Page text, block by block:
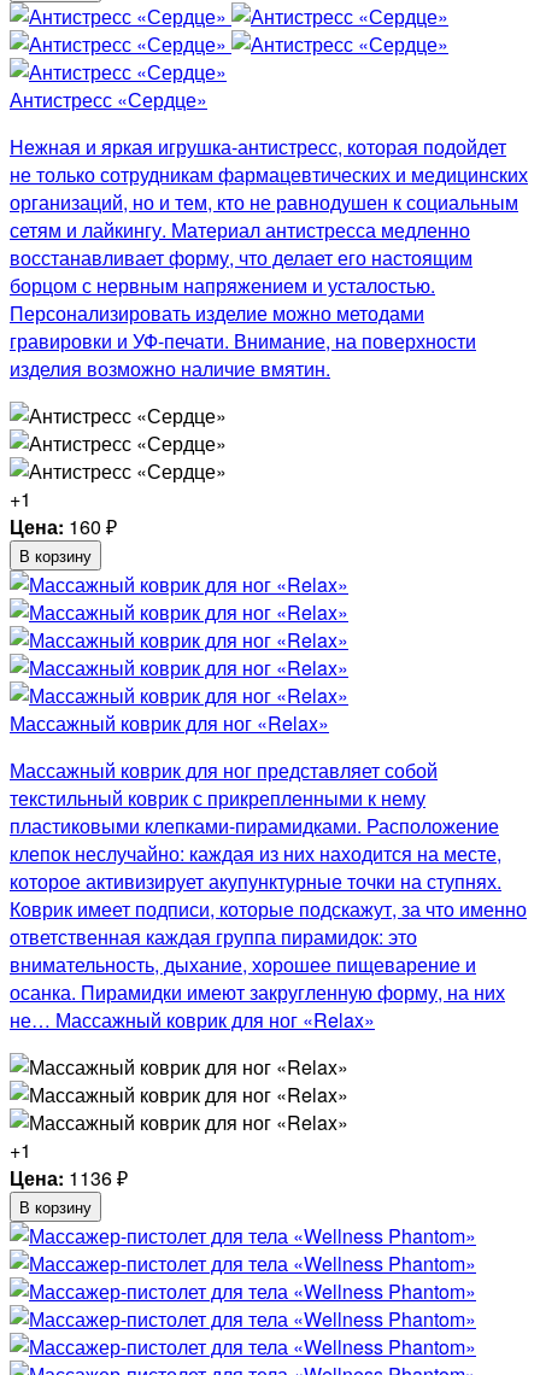
Антистресс «Сердце»
Нежная и яркая игрушка-антистресс, которая подойдет
не только сотрудникам фармацевтических и медицинских
организаций, но и тем, кто не равнодушен к социальным
сетям и лайкингу. Материал антистресса медленно
восстанавливает форму, что делает его настоящим
борцом с нервным напряжением и усталостью.
Персонализировать изделие можно методами
гравировки и УФ-печати. Внимание, на поверхности
изделия возможно наличие вмятин.
+1
Цена: 160 ₽
В корзину
Массажный коврик для ног «Relax»
Массажный коврик для ног представляет собой
текстильный коврик с прикрепленными к нему
пластиковыми клепками-пирамидками. Расположение
клепок неслучайно: каждая из них находится на месте,
которое активизирует акупунктурные точки на ступнях.
Коврик имеет подписи, которые подскажут, за что именно
ответственная каждая группа пирамидок: это
внимательность, дыхание, хорошее пищеварение и
осанка. Пирамидки имеют закругленную форму, на них
не… Массажный коврик для ног «Relax»
+1
Цена: 1136₽
В корзину